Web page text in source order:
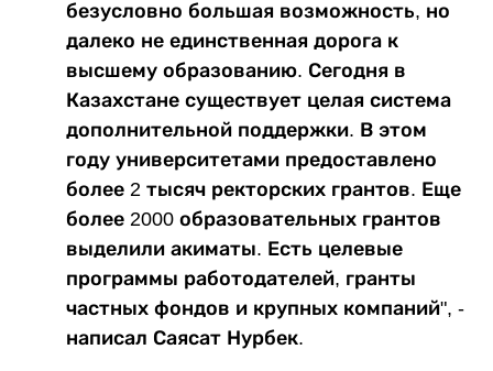
безусловно большая возможность, но
далеко не единственная дорога к
высшему образованию. Сегодня в
Казахстане существует целая система
дополнительной поддержки. В этом
году университетами предоставлено
более 2 тысяч ректорских грантов. Еще
более 2000 образовательных грантов
выделили акиматы. Есть целевые
программы работодателей, гранты
частных фондов и крупных компаний", -
написал Саясат Нурбек.